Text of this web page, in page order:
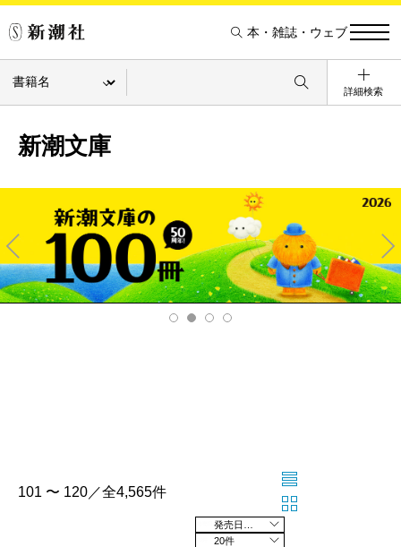
本・雑誌・ウェブ
詳細検索
新潮文庫
Pre
v
Ne
xt
101 〜 120／全4,565件
20件